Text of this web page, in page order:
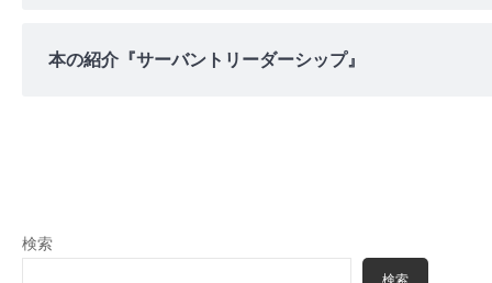
本の紹介『サーバントリーダーシップ』
検索
検索